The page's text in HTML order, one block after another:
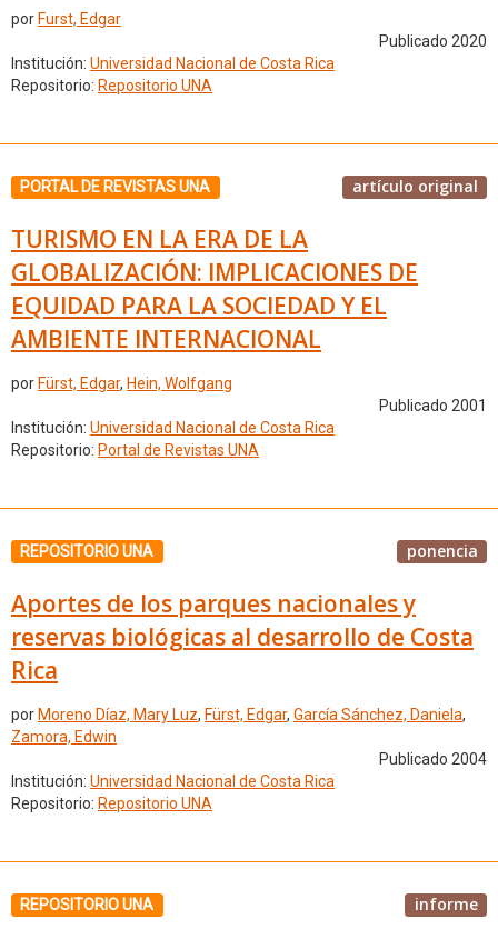
por Furst, Edgar
Publicado 2020
Institución: Universidad Nacional de Costa Rica
Repositorio: Repositorio UNA
PORTAL DE REVISTAS UNA artículo original
TURISMO EN LA ERA DE LA
GLOBALIZACIÓN: IMPLICACIONES DE
EQUIDAD PARA LA SOCIEDAD Y EL
AMBIENTE INTERNACIONAL
por Fürst, Edgar, Hein, Wolfgang
Publicado 2001
Institución: Universidad Nacional de Costa Rica
Repositorio: Portal de Revistas UNA
REPOSITORIO UNA ponencia
Aportes de los parques nacionales y
reservas biológicas al desarrollo de Costa
Rica
por Moreno Díaz, Mary Luz, Fürst, Edgar, García Sánchez, Daniela,
Zamora, Edwin
Publicado 2004
Institución: Universidad Nacional de Costa Rica
Repositorio: Repositorio UNA
REPOSITORIO UNA informe